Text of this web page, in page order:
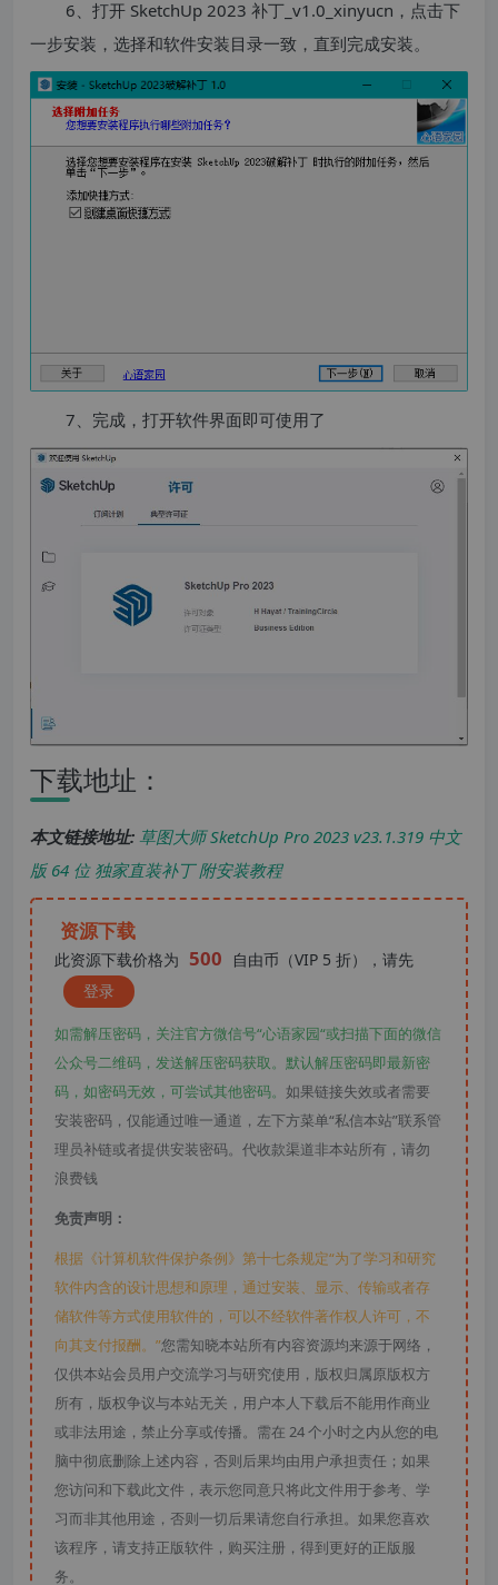
6、打开 SketchUp 2023 补丁_v1.0_xinyucn，点击下
一步安装，选择和软件安装目录一致，直到完成安装。
7、完成，打开软件界面即可使用了
下载地址：
本文链接地址: 草图大师 SketchUp Pro 2023 v23.1.319 中文
版 64 位 独家直装补丁 附安装教程
资源下载
此资源下载价格为 500
自由币（VIP 5 折），请先
登录
如需解压密码，关注官方微信号“心语家园“或扫描下面的微信
公众号二维码，发送解压密码获取。默认解压密码即最新密
码，如密码无效，可尝试其他密码。 如果链接失效或者需要
安装密码，仅能通过唯一通道，左下方菜单“私信本站”联系管
理员补链或者提供安装密码。代收款渠道非本站所有，请勿
浪费钱
免责声明：
根据《计算机软件保护条例》第十七条规定“为了学习和研究
软件内含的设计思想和原理，通过安装、显示、传输或者存
储软件等方式使用软件的，可以不经软件著作权人许可，不
向其支付报酬。”您需知晓本站所有内容资源均来源于网络，
仅供本站会员用户交流学习与研究使用，版权归属原版权方
所有，版权争议与本站无关，用户本人下载后不能用作商业
或非法用途，禁止分享或传播。需在 24 个小时之内从您的电
脑中彻底删除上述内容，否则后果均由用户承担责任；如果
您访问和下载此文件，表示您同意只将此文件用于参考、学
习而非其他用途，否则一切后果请您自行承担。如果您喜欢
该程序，请支持正版软件，购买注册，得到更好的正版服
务。